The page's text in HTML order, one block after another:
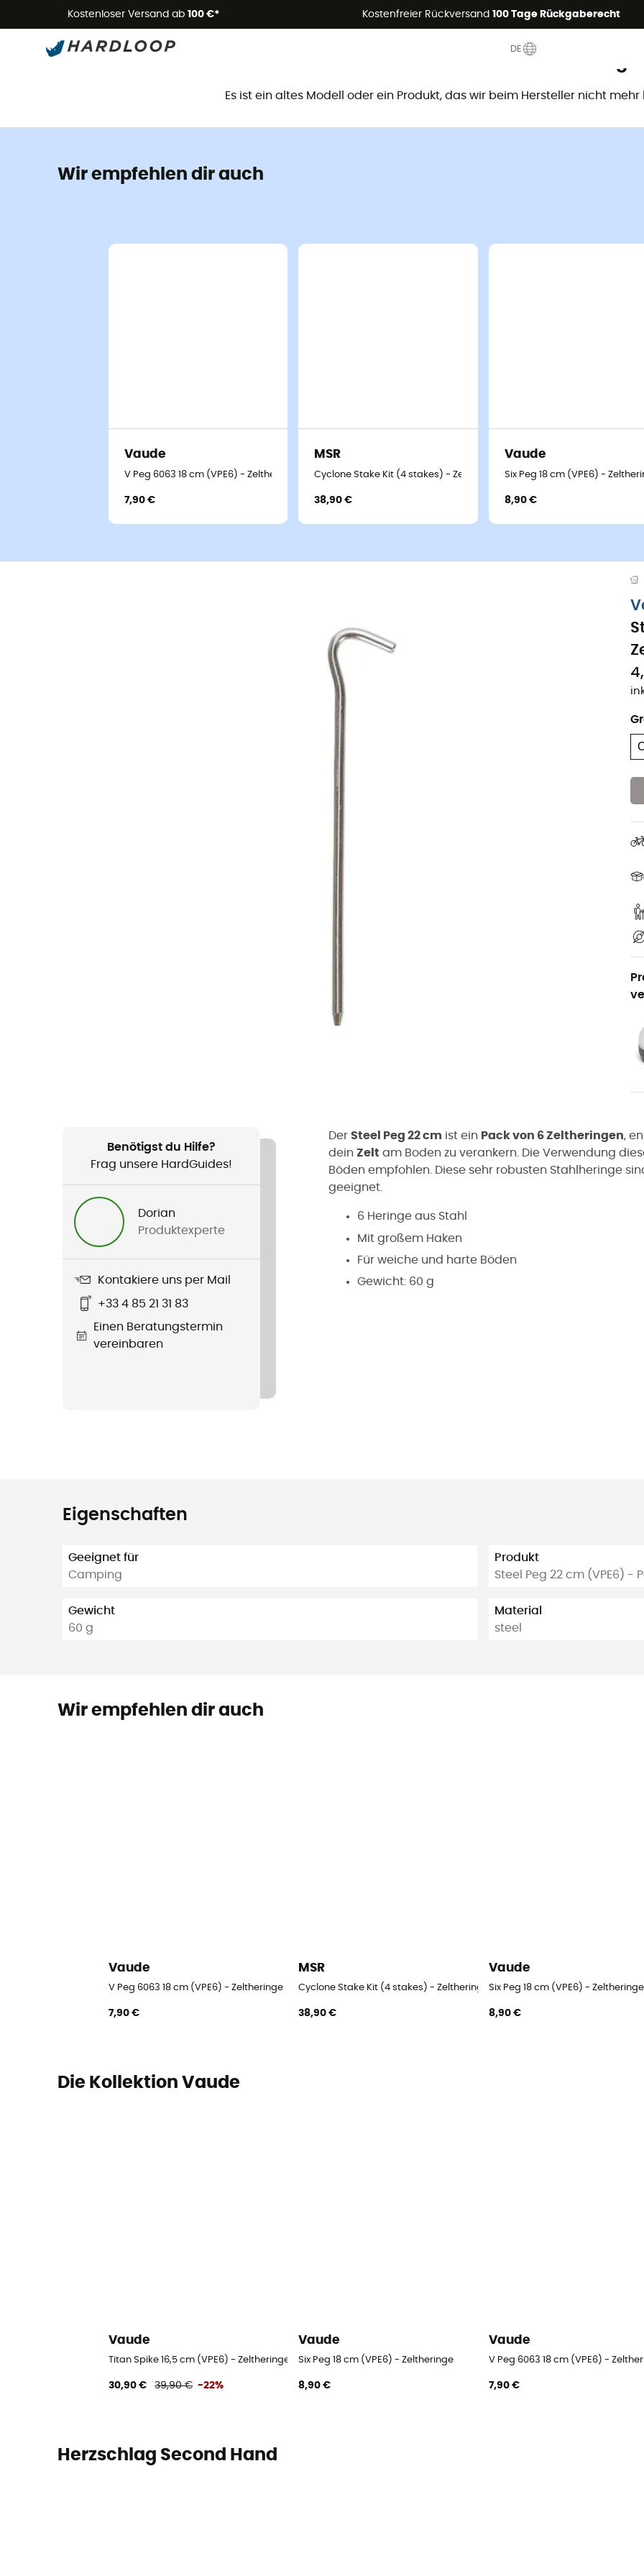
Kostenloser Versand ab 100 €* Kostenfreier Rückversand 100 Tage Rückgaberecht
DE
Sommerangebote🔥 -5% EXTRA ab 2 Produkten* Code Summer5
Es ist ein altes Modell oder ein Produkt, das wir beim Hersteller nicht mehr
Wir empfehlen dir auch
Vaude
V Peg 6063 18 cm (VPE6) - Zeltheringe
7,90 €
MSR
Cyclone Stake Kit (4 stakes) - Zeltheringe
38,90 €
Vaude
Six Peg 18 cm (VPE6) -
8,90 €
Benötigst du Hilfe?
Frag unsere HardGuides!
Dorian
Produktexperte
Kontakiere uns per Mail
+33 4 85 21 31 83
Einen Beratungstermin
vereinbaren
Der Steel Peg 22 cm ist ein Pack von 6 Zeltheringen,
dein Zelt am Boden zu verankern. Die Verwendung
Böden empfohlen. Diese sehr robusten Stahlheringe
geeignet.
6 Heringe aus Stahl
Mit großem Haken
Für weiche und harte Böden
Gewicht: 60 g
Eigenschaften
Geeignet für
Camping
Gewicht
60 g
Produkt
Steel Peg 22 cm (VPE6) -
Material
steel
Wir empfehlen dir auch
Vaude
V Peg 6063 18 cm (VPE6) - Zeltheringe
7,90 €
MSR
Cyclone Stake Kit (4 stakes) - Zeltheringe
38,90 €
Vaude
Six Peg 18 cm (VPE6) - Zeltheringe
8,90 €
Die Kollektion Vaude
Vaude
Titan Spike 16,5 cm (VPE6) - Zeltheringe
30,90 € 39,90 € -22%
Vaude
Six Peg 18 cm (VPE6) - Zeltheringe
8,90 €
Vaude
V Peg 6063 18 cm (VPE6) -
7,90 €
Herzschlag Second Hand